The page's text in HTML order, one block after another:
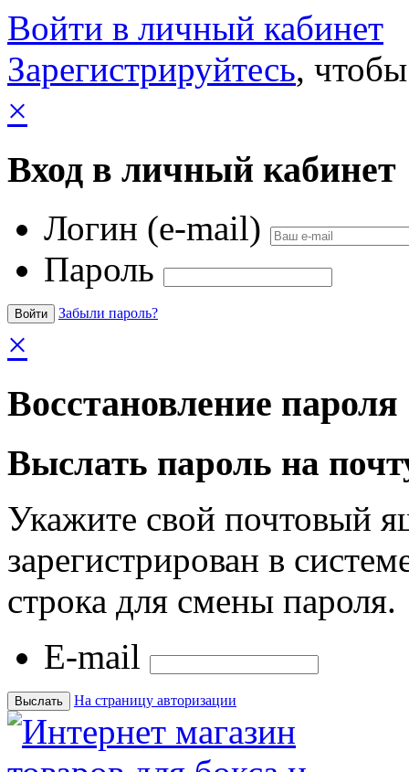
Войти в личный кабинет
Зарегистрируйтесь,
×
Вход в личный кабинет
Логин (e-mail)
Пароль
Забыли пароль?
×
Восстановление пароля
Выслать пароль на
Укажите свой почтовый
зарегистрирован в
строка для смены пароля.
E-mail
На страницу авторизации